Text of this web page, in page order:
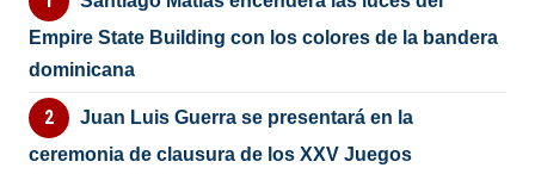
Empire State Building con los colores de la bandera
dominicana
Juan Luis Guerra se presentará en la
ceremonia de clausura de los XXV Juegos